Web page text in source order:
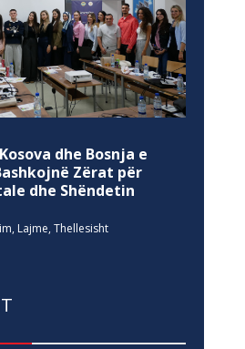
dhe Bosnja e
Zërat për
dhe Shëndetin
, Lajme, Thellesisht